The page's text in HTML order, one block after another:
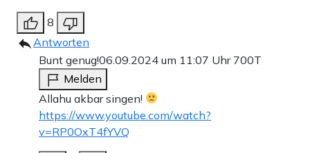
8
Antworten
Bunt genug!06.09.2024 um 11:07 Uhr 700T
Melden
Allahu akbar singen!
https://www.youtube.com/watch?
v=RP0OxT4fYVQ